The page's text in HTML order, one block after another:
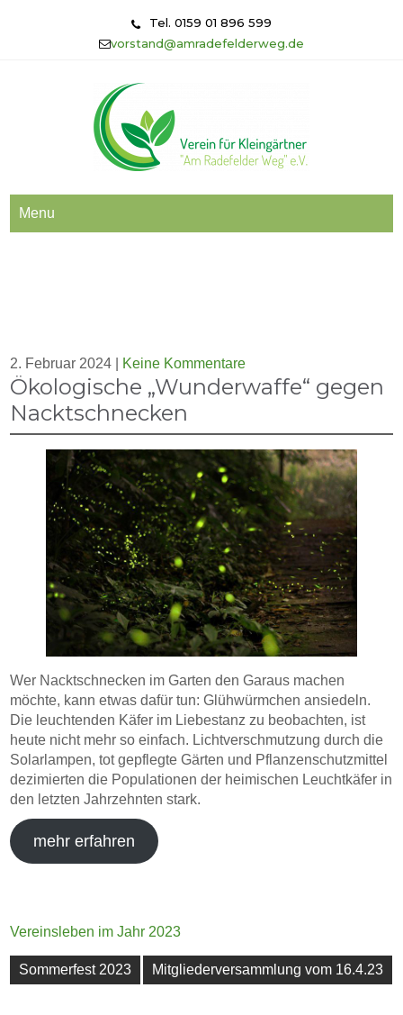
Tel. 0159 01 896 599
vorstand@amradefelderweg.de
Menu
2. Februar 2024 Keine Kommentare
Ökologische „Wunderwaffe“ gegen
Nacktschnecken
Wer Nacktschnecken im Garten den Garaus machen
möchte, kann etwas dafür tun: Glühwürmchen ansiedeln.
Die leuchtenden Käfer im Liebestanz zu beobachten, ist
heute nicht mehr so einfach. Lichtverschmutzung durch die
Solarlampen, tot gepflegte Gärten und Pflanzenschutzmittel
dezimierten die Populationen der heimischen Leuchtkäfer in
den letzten Jahrzehnten stark.
mehr erfahren
Vereinsleben im Jahr 2023
Beitragsnavigation
Sommerfest 2023 Mitgliederversammlung vom 16.4.23